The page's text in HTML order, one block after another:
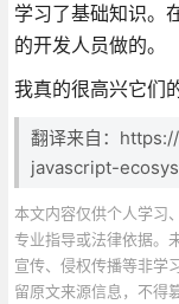
学习了基础知识。
的开发人员做的。
我真的很高兴它们
翻译来自：
javascript-
本文内容仅供个人学习
专业指导或法律依据。
宣传、侵权传播等非学
留原文来源信息，不得